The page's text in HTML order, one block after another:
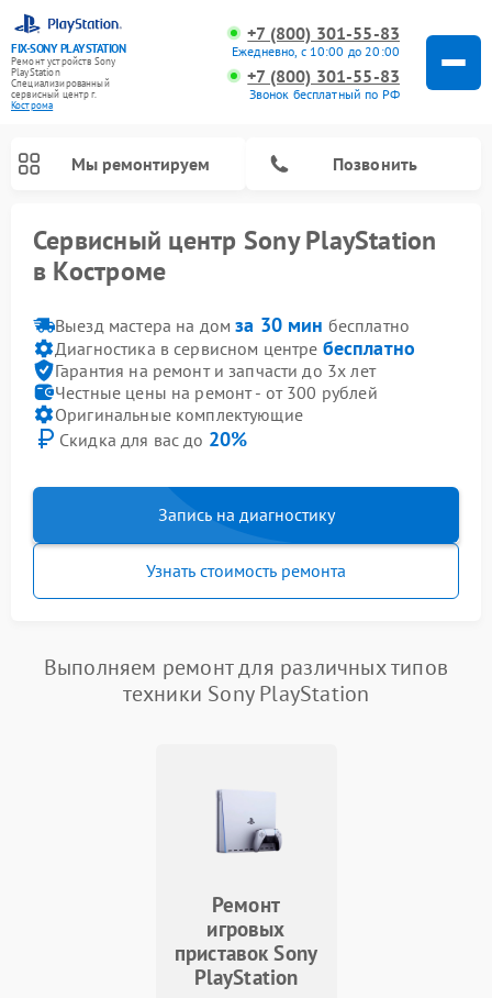
FIX-SONY PLAYSTATION
Ремонт устройств Sony
PlayStation
Специализированный
cервисный центр г.
Кострома
+7 (800) 301-55-83
Ежедневно, с 10:00 до 20:00
+7 (800) 301-55-83
Звонок бесплатный по РФ
Мы ремонтируем Позвонить
Сервисный центр Sony PlayStation
в Костроме
Выезд мастера на домза 30 мин бесплатно
Диагностика в сервисном центре бесплатно
Гарантия на ремонт и запчасти до 3х лет
Честные цены на ремонт - от 300 рублей
Оригинальные комплектующие
Скидка для вас до 20%
Запись на диагностику
Узнать стоимость ремонта
Выполняем ремонт для различных типов
техники Sony PlayStation
Ремонт
игровых
приставок Sony
PlayStation